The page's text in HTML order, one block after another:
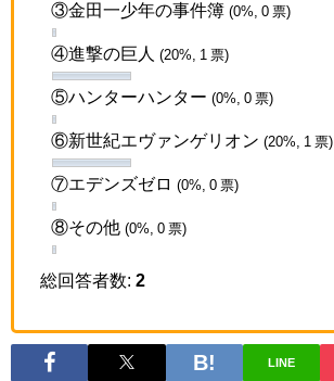
③金田一少年の事件簿 (0%, 0 票)
④進撃の巨人 (20%, 1 票)
⑤ハンターハンター (0%, 0 票)
⑥新世紀エヴァンゲリオン (20%, 1 票)
⑦エデンズゼロ (0%, 0 票)
⑧その他 (0%, 0 票)
総回答者数: 2
LINE